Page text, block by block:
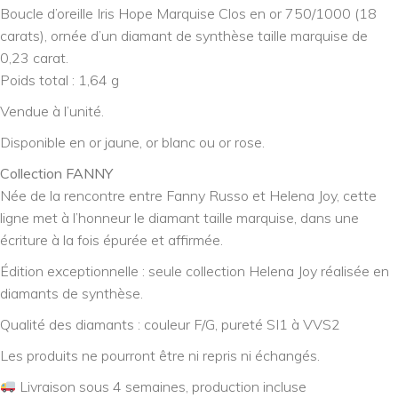
Boucle d’oreille Iris Hope Marquise Clos en or 750/1000 (18
carats), ornée d’un diamant de synthèse taille marquise de
0,23 carat.
Poids total : 1,64 g
Vendue à l’unité.
Disponible en or jaune, or blanc ou or rose.
Collection FANNY
Née de la rencontre entre Fanny Russo et Helena Joy, cette
ligne met à l’honneur le diamant taille marquise, dans une
écriture à la fois épurée et affirmée.
Édition exceptionnelle : seule collection Helena Joy réalisée en
diamants de synthèse.
Qualité des diamants : couleur F/G, pureté SI1 à VVS2
Les produits ne pourront être ni repris ni échangés.
Livraison sous 4 semaines, production incluse